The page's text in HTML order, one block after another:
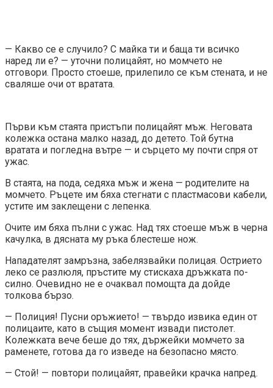
— Какво се е случило? С майка ти и баща ти всичко
наред ли е? — уточни полицайят, но момчето не
отговори. Просто стоеше, прилепило се към стената, и не
сваляше очи от вратата.
Първи към стаята пристъпи полицайят мъж. Неговата
колежка остана малко назад, до детето. Той бутна
вратата и погледна вътре — и сърцето му почти спря от
ужас.
В стаята, на пода, седяха мъж и жена — родителите на
момчето. Ръцете им бяха стегнати с пластмасови кабели,
устите им заклещени с лепенка.
Очите им бяха пълни с ужас. Над тях стоеше мъж в черна
качулка, в дясната му ръка блестеше нож.
Нападателят замръзна, забелязвайки полицая. Острието
леко се разлюля, пръстите му стискаха дръжката по-
силно. Очевидно не е очаквал помощта да дойде
толкова бързо.
— Полиция! Пусни оръжието! — твърдо извика един от
полицаите, като в същия момент извади пистолет.
Колежката вече беше до тях, държейки момчето за
раменете, готова да го изведе на безопасно място.
— Стой! — повтори полицайят, правейки крачка напред.